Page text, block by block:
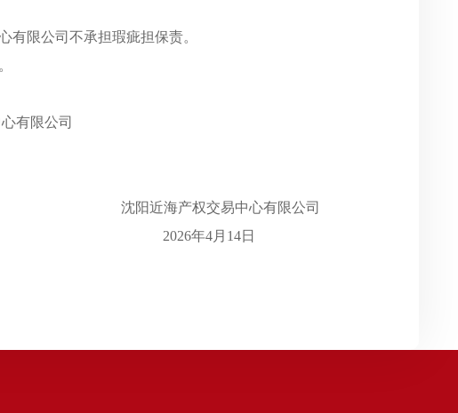
有限公司不承担瑕疵担保责。
有限公司
沈阳近海产权交易中心有限公司
2026年4月14日